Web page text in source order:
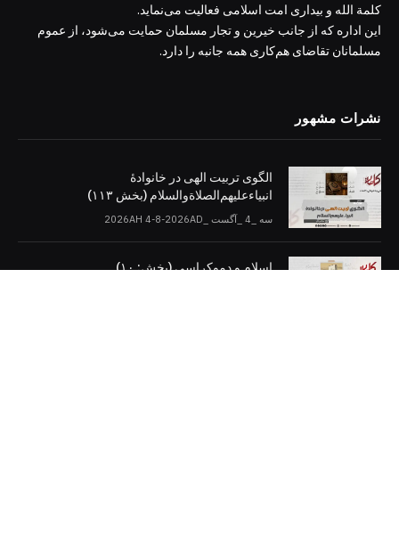
کلمة الله و بیداری امت اسلامی فعالیت می‌نماید.
این اداره که از جانب خیرین و تجار مسلمان حمایت می‌شود، از عموم
مسلمانان تقاضای هم‌کاری همه جانبه را دارد.
نشرات مشهور
الگوی تربیت الهی در خانوادۀ
انبیاءعلیهم‌الصلاةو‌السلام (بخش ۱۱۳)
سه _4 _آگست _2026AH 4-8-2026AD
اسلام و دموکراسی (بخش: ۱۰)